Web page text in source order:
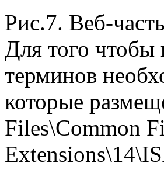
Рис.7. Веб-
Для того чтобы
терминов
которые
Files\Common